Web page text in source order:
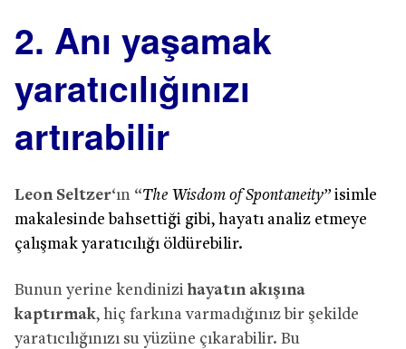
2. Anı yaşamak
yaratıcılığınızı
artırabilir
Leon Seltzer‘ın “The Wisdom of Spontaneity” isimle
makalesinde bahsettiği gibi, hayatı analiz etmeye
çalışmak yaratıcılığı öldürebilir.
Bunun yerine kendinizi hayatın akışına
kaptırmak, hiç farkına varmadığınız bir şekilde
yaratıcılığınızı su yüzüne çıkarabilir. Bu